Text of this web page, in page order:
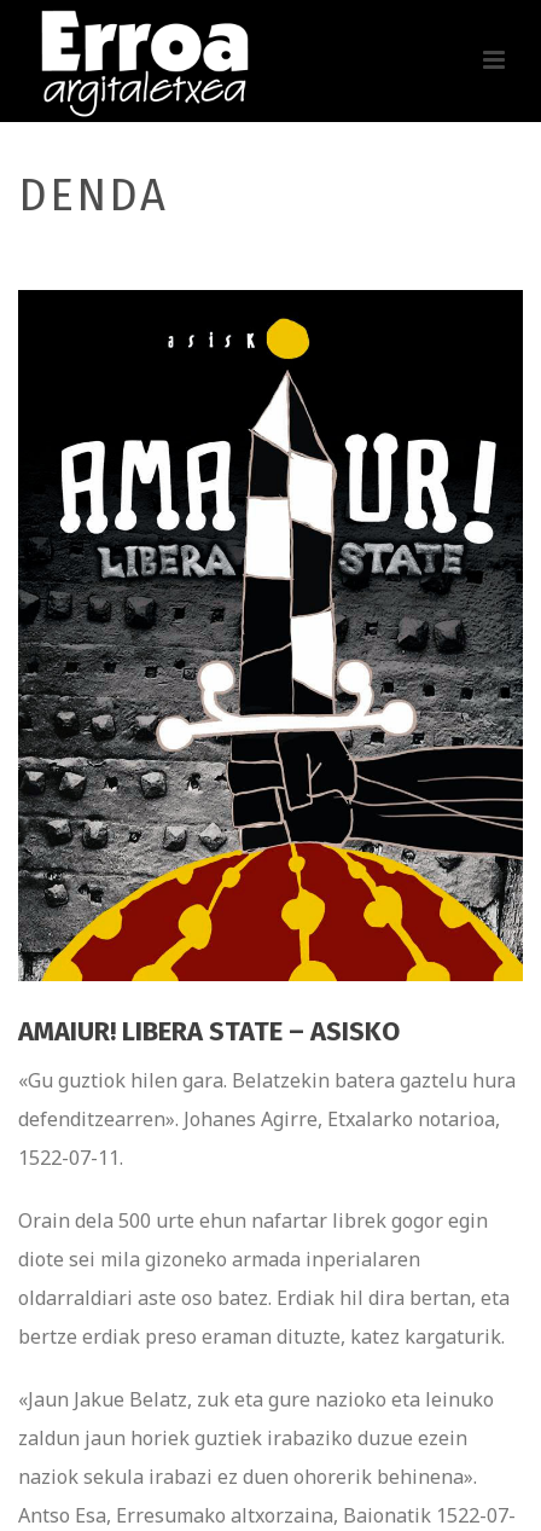
DENDA
AMAIUR! LIBERA STATE – ASISKO
«Gu guztiok hilen gara. Belatzekin batera gaztelu hura
defenditzearren». Johanes Agirre, Etxalarko notarioa,
1522-07-11.
Orain dela 500 urte ehun nafartar librek gogor egin
diote sei mila gizoneko armada inperialaren
oldarraldiari aste oso batez. Erdiak hil dira bertan, eta
bertze erdiak preso eraman dituzte, katez kargaturik.
«Jaun Jakue Belatz, zuk eta gure nazioko eta leinuko
zaldun jaun horiek guztiek irabaziko duzue ezein
naziok sekula irabazi ez duen ohorerik behinena».
Antso Esa, Erresumako altxorzaina, Baionatik 1522-07-